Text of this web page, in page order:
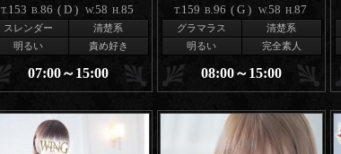
T. 153 B. 86 (D) W.58 H. 85
スレンダー
清楚系
明るい
責め好き
07:00～15:00
T. 159 B. 96 (G) W.58 H. 87
グラマラス
清楚系
明るい
完全素人
08:00～15:00